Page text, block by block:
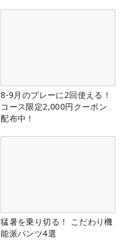
8-9月のプレーに2回使える！
コース限定2,000円クーポン
配布中！
猛暑を乗り切る！ こだわり機
能派パンツ4選